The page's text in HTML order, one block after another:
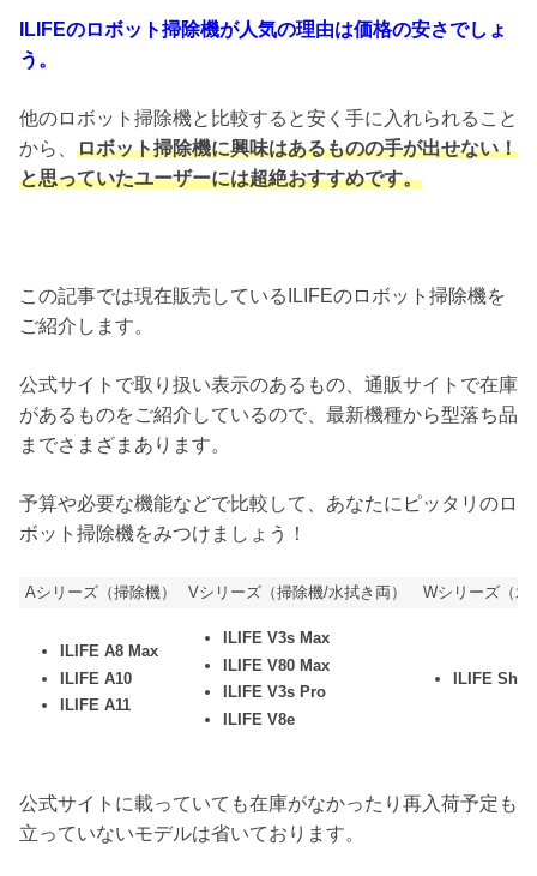
ILIFEのロボット掃除機が人気の理由は価格の安さでしょ
う。
他のロボット掃除機と比較すると安く手に入れられること
から、 ロボット掃除機に興味はあるものの手が出せない！
と思っていたユーザーには超絶おすすめです。
この記事では現在販売しているILIFEのロボット掃除機を
ご紹介します。
公式サイトで取り扱い表示のあるもの、通販サイトで在庫
があるものをご紹介しているので、最新機種から型落ち品
までさまざまあります。
予算や必要な機能などで比較して、あなたにピッタリのロ
ボット掃除機をみつけましょう！
Aシリーズ（掃除機） Vシリーズ（掃除機/水拭き両） Wシリーズ（水
ILIFE A8 Max
ILIFE A10
ILIFE A11
ILIFE V3s Max
ILIFE V80 Max
ILIFE V3s Pro
ILIFE V8e
ILIFE
公式サイトに載っていても在庫がなかったり再入荷予定も
立っていないモデルは省いております。